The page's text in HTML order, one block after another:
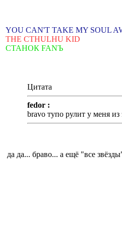
YOU CAN'T TAKE MY SOUL
THE CTHULHU KID
СТАНОК FANЪ
Цитата
fedor :
bravo тупо рулит у меня
да да... браво... а ещё "все